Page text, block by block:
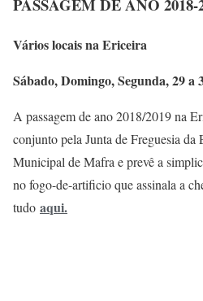
Vários locais na Ericeira
Sábado, Domingo, Segunda, 29 a
A passagem de ano 2018/2019 na
conjunto pela Junta de Freguesia da
Municipal de Mafra e prevê a
no fogo-de-artificio que assinala a
tudo aqui.